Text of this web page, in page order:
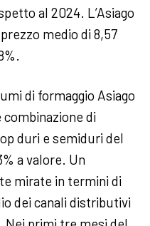
al 2024. L’Asiago
medio di 8,57
di formaggio Asiago
di
duri e semiduri del
a valore. Un
mirate in termini di
dei canali distributivi